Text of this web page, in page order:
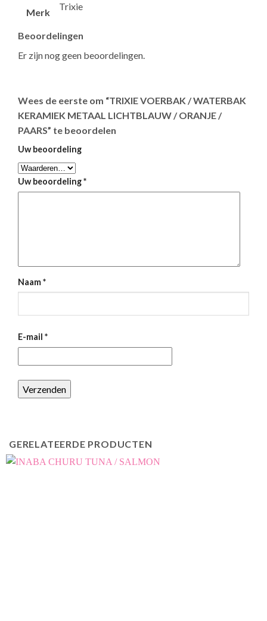
Merk
Trixie
Beoordelingen
Er zijn nog geen beoordelingen.
Wees de eerste om “TRIXIE VOERBAK / WATERBAK
KERAMIEK METAAL LICHTBLAUW / ORANJE /
PAARS” te beoordelen
Uw beoordeling
Uw beoordeling*
Naam*
E-mail *
GERELATEERDE PRODUCTEN